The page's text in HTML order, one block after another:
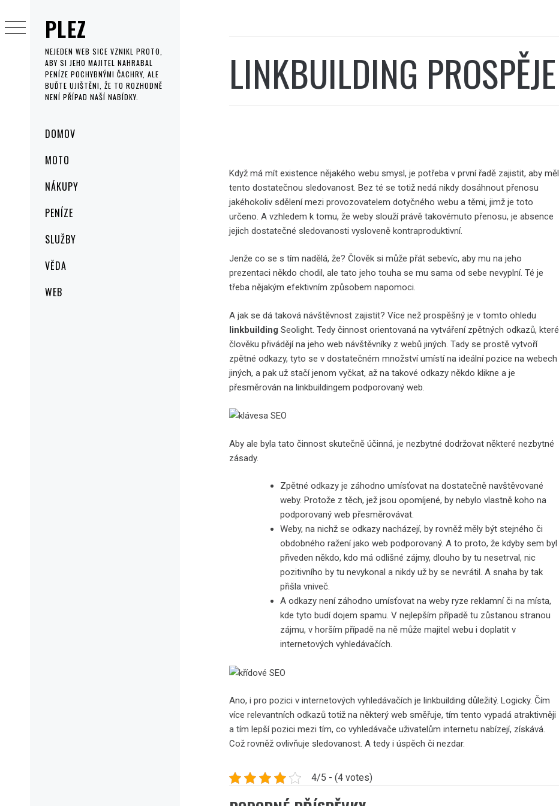
PLEZ
NEJEDEN WEB SICE VZNIKL PROTO,
ABY SI JEHO MAJITEL NAHRABAL
PENÍZE POCHYBNÝMI ČACHRY, ALE
BUĎTE UJIŠTĚNI, ŽE TO ROZHODNĚ
NENÍ PŘÍPAD NAŠÍ NABÍDKY.
MenuDOMOV
MOTO
NÁKUPY
PENÍZE
SLUŽBY
VĚDA
WEB
to
content
LINKBUILDING PROSPĚJE
Když má mít existence nějakého webu smysl, je potřeba v první řadě zajistit, aby měl
tento dostatečnou sledovanost. Bez té se totiž nedá nikdy dosáhnout přenosu
jakéhokoliv sdělení mezi provozovatelem dotyčného webu a těmi, jimž je toto
určeno. A vzhledem k tomu, že weby slouží právě takovémuto přenosu, je absence
jejich dostatečné sledovanosti vysloveně kontraproduktivní.
Jenže co se s tím nadělá, že? Člověk si může přát sebevíc, aby mu na jeho
prezentaci někdo chodil, ale tato jeho touha se mu sama od sebe nevyplní. Té je
třeba nějakým efektivním způsobem napomoci.
A jak se dá taková návštěvnost zajistit? Více než prospěšný je v tomto ohledu
linkbuildingSeolight . Tedy činnost orientovaná na vytváření zpětných odkazů, které
člověku přivádějí na jeho web návštěvníky z webů jiných. Tady se prostě vytvoří
zpětné odkazy, tyto se v dostatečném množství umístí na ideální pozice na webech
jiných, a pak už stačí jenom vyčkat, až na takové odkazy někdo klikne a je
přesměrován na linkbuildingem podporovaný web.
Aby ale byla tato činnost skutečně účinná, je nezbytné dodržovat některé nezbytné
zásady.
Zpětné odkazy je záhodno umísťovat na dostatečně navštěvované
weby. Protože z těch, jež jsou opomíjené, by nebylo vlastně koho na
podporovaný web přesměrovávat.
Weby, na nichž se odkazy nacházejí, by rovněž měly být stejného či
obdobného ražení jako web podporovaný. A to proto, že kdyby sem byl
přiveden někdo, kdo má odlišné zájmy, dlouho by tu nesetrval, nic
pozitivního by tu nevykonal a nikdy už by se nevrátil. A snaha by tak
přišla vniveč.
A odkazy není záhodno umísťovat na weby ryze reklamní či na místa,
kde tyto budí dojem spamu. V nejlepším případě tu zůstanou stranou
zájmu, v horším případě na ně může majitel webu i doplatit v
internetových vyhledávačích.
Ano, i pro pozici v internetových vyhledávačích je linkbuilding důležitý. Logicky. Čím
více relevantních odkazů totiž na některý web směřuje, tím tento vypadá atraktivněji
a tím lepší pozici mezi tím, co vyhledávače uživatelům internetu nabízejí, získává.
Což rovněž ovlivňuje sledovanost. A tedy i úspěch či nezdar.
4/5 - (4 votes)